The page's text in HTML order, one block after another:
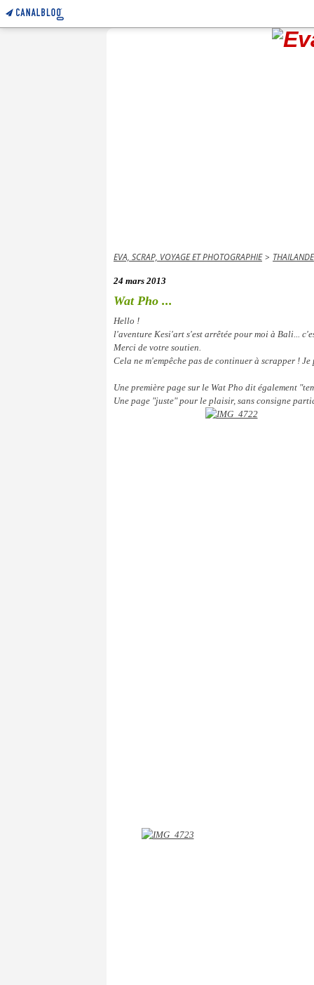
EVA, SCRAP, VOYAGE ET PHOTOGRAPHIE > THAILANDE
24 mars 2013
Wat Pho ...
Hello !
l'aventure Kesi'art s'est arrêtée pour moi à Bali...
Merci de votre soutien.
Cela ne m'empêche pas de continuer à scrapper !
Une première page sur le Wat Pho dit également
Une page "juste" pour le plaisir, sans consigne